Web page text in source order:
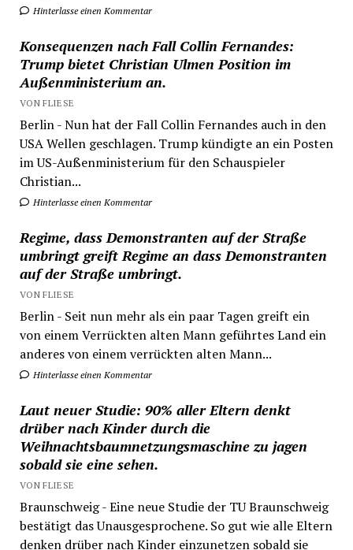
Hinterlasse einen Kommentar
Konsequenzen nach Fall Collin Fernandes:
Trump bietet Christian Ulmen Position im
Außenministerium an.
VON FLIESE
Berlin - Nun hat der Fall Collin Fernandes auch in den
USA Wellen geschlagen. Trump kündigte an ein Posten
im US-Außenministerium für den Schauspieler
Christian...
Hinterlasse einen Kommentar
Regime, dass Demonstranten auf der Straße
umbringt greift Regime an dass Demonstranten
auf der Straße umbringt.
VON FLIESE
Berlin - Seit nun mehr als ein paar Tagen greift ein
von einem Verrückten alten Mann geführtes Land ein
anderes von einem verrückten alten Mann...
Hinterlasse einen Kommentar
Laut neuer Studie: 90% aller Eltern denkt
drüber nach Kinder durch die
Weihnachtsbaumnetzungsmaschine zu jagen
sobald sie eine sehen.
VON FLIESE
Braunschweig - Eine neue Studie der TU Braunschweig
bestätigt das Unausgesprochene. So gut wie alle Eltern
denken drüber nach Kinder einzunetzen sobald sie